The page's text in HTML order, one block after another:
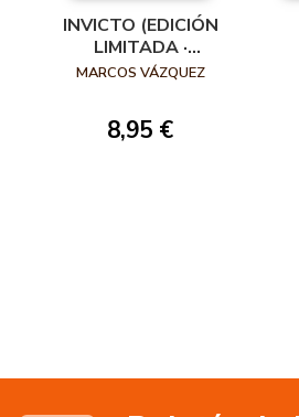
INVICTO (EDICIÓN
LIMITADA ·
VERANO)
MARCOS VÁZQUEZ
8,95 €